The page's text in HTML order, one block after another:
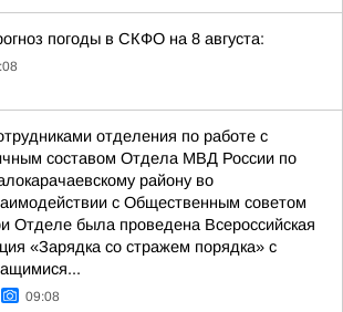
погоды в СКФО на 8 августа:
отделения по работе с
составом Отдела МВД России по
району во
с Общественным советом
Отделе была проведена Всероссийская
«Зарядка со стражем порядка» с
09:08